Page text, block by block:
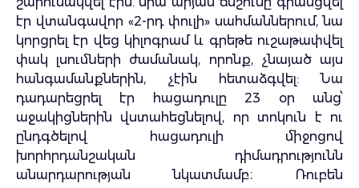
էր վտանգավոր «2-րդ փուլի» սահմաններում, նա
կորցրել էր վեց կիլոգրամ և գրեթե ուշաթափվել
փակ լսումների ժամանակ, որոնք, չնայած այս
հանգամանքներին, չէին հետաձգվել: Նա
դադարեցրել էր հացադուլը 23 օր անց՝
աջակիցներին վստահեցնելով, որ տոկուն է ու
ընդգծելով հացադուլի միջոցով
խորհրդանշական դիմադրությունն
անարդարության նկատմամբ։ Ռուբեն